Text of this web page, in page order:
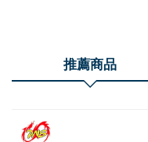
推薦商品